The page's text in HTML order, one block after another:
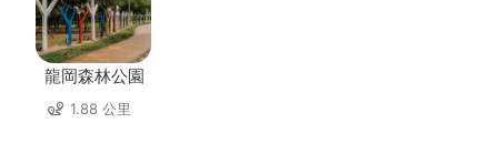
龍岡森林公園
1.88 公里